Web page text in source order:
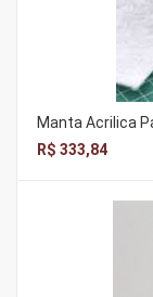
Manta Acrilica
R$ 333,84